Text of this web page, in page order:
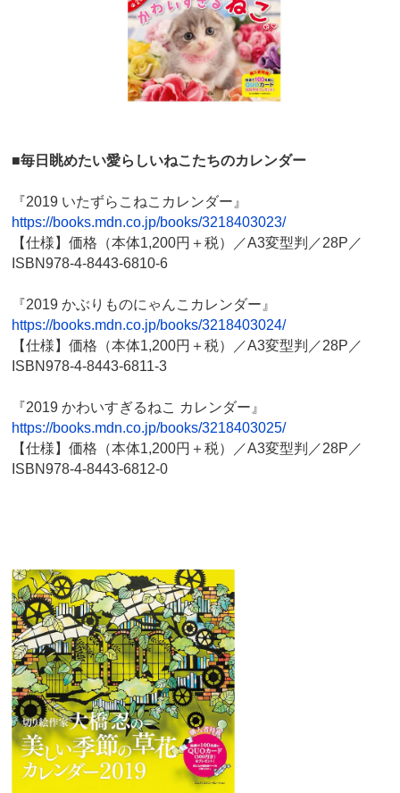
■毎日眺めたい愛らしいねこたちのカレンダー
『2019 いたずらこねこカレンダー』
https://books.mdn.co.jp/books/3218403023/
【仕様】価格（本体1,200円＋税）／A3変型判／28P／
ISBN978-4-8443-6810-6
『2019 かぶりものにゃんこカレンダー』
https://books.mdn.co.jp/books/3218403024/
【仕様】価格（本体1,200円＋税）／A3変型判／28P／
ISBN978-4-8443-6811-3
『2019 かわいすぎるねこ カレンダー』
https://books.mdn.co.jp/books/3218403025/
【仕様】価格（本体1,200円＋税）／A3変型判／28P／
ISBN978-4-8443-6812-0